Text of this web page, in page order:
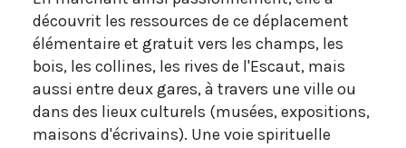
découvrit les ressources de ce déplacement
élémentaire et gratuit vers les champs, les
bois, les collines, les rives de l'Escaut, mais
aussi entre deux gares, à travers une ville ou
dans des lieux culturels (musées, expositions,
maisons d'écrivains). Une voie spirituelle